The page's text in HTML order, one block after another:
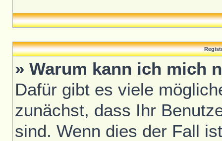
» Warum kann ich mich
Dafür gibt es viele
zunächst, dass Ihr
sind. Wenn dies der Fall